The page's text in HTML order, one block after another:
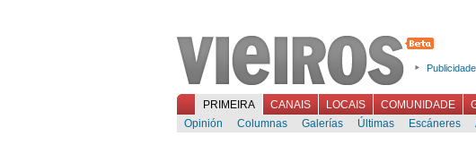
Publicidade
PRIMEIRA CANAIS LOCAIS COMUNIDADE
Opinión
Columnas Galerías Últimas Escáneres